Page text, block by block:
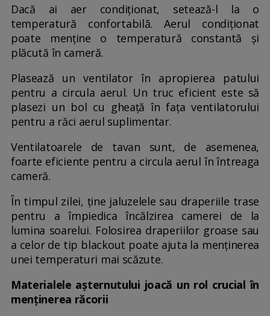
Dacă ai aer condiționat, setează-l la o
temperatură confortabilă. Aerul condiționat
poate menține o temperatură constantă și
plăcută în cameră.
Plasează un ventilator în apropierea patului
pentru a circula aerul. Un truc eficient este să
plasezi un bol cu gheață în fața ventilatorului
pentru a răci aerul suplimentar.
Ventilatoarele de tavan sunt, de asemenea,
foarte eficiente pentru a circula aerul în întreaga
cameră.
În timpul zilei, ține jaluzelele sau draperiile trase
pentru a împiedica încălzirea camerei de la
lumina soarelui. Folosirea draperiilor groase sau
a celor de tip blackout poate ajuta la menținerea
unei temperaturi mai scăzute.
Materialele așternutului joacă un rol crucial în
menținerea răcorii